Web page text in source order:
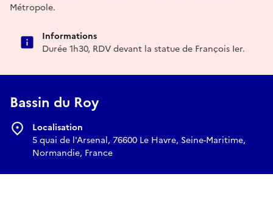
Métropole.
Informations
Durée 1h30, RDV devant la statue de François Ier.
Bassin du Roy
Localisation
5 quai de l'Arsenal, 76600 Le Havre, Seine-Maritime,
Normandie, France